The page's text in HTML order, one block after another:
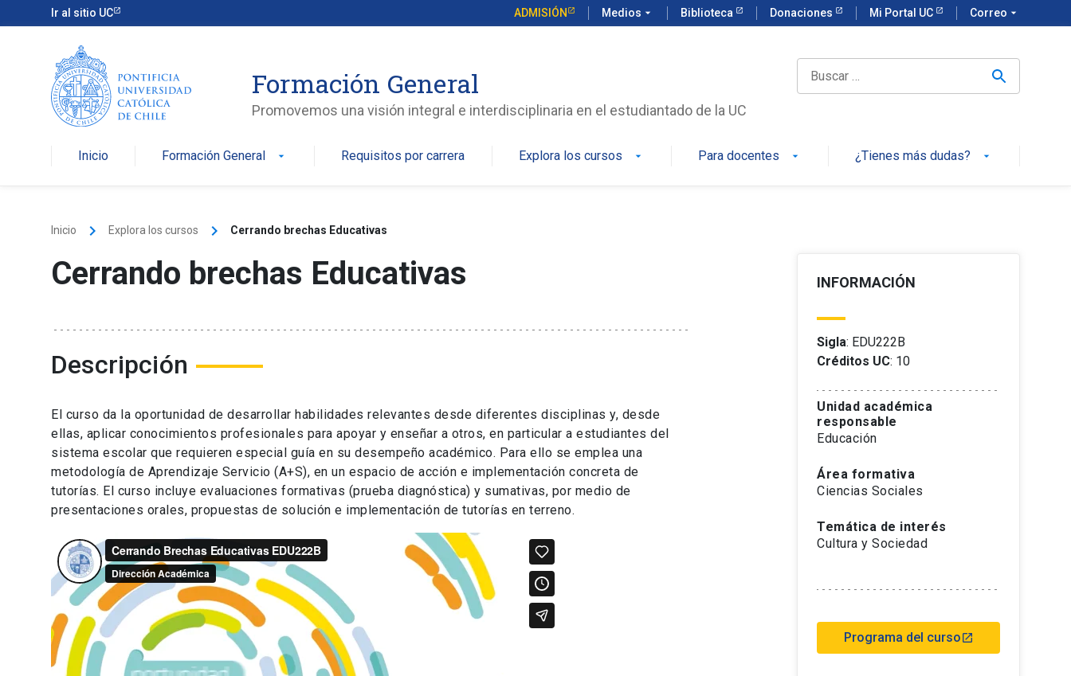
to
Ir al sitio UC ADMISIÓN Medios arrow_drop_down Biblioteca Donaciones Mi Portal UC Correo arrow_drop_down
Formación General
Promovemos una visión integral e interdisciplinaria en el estudiantado de la UC
Inicio Formación General arrow_drop_down Requisitos por carrera Explora los cursos arrow_drop_down Para docentes arrow_drop_down ¿Tienes más dudas? arrow_drop_down
Inicio keyboard_arrow_right Explora los cursos keyboard_arrow_right Cerrando brechas Educativas
Cerrando brechas Educativas
Descripción
El curso da la oportunidad de desarrollar habilidades relevantes desde diferentes disciplinas y, desde
ellas, aplicar conocimientos profesionales para apoyar y enseñar a otros, en particular a estudiantes del
sistema escolar que requieren especial guía en su desempeño académico. Para ello se emplea una
metodología de Aprendizaje Servicio (A+S), en un espacio de acción e implementación concreta de
tutorías. El curso incluye evaluaciones formativas (prueba diagnóstica) y sumativas, por medio de
presentaciones orales, propuestas de solución e implementación de tutorías en terreno.
INFORMACIÓN
Sigla: EDU222B
Créditos UC: 10
Unidad académica
responsable
Educación
Área formativa
Ciencias Sociales
Temática de interés
Cultura y Sociedad
Programa del cursolaunch